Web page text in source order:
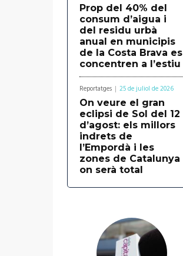
Prop del 40% del
consum d’aigua i
del residu urbà
anual en municipis
de la Costa Brava es
concentren a l’estiu
Reportatges 25 de juliol de 2026
On veure el gran
eclipsi de Sol del 12
d’agost: els millors
indrets de
l’Empordà i les
zones de Catalunya
on serà total